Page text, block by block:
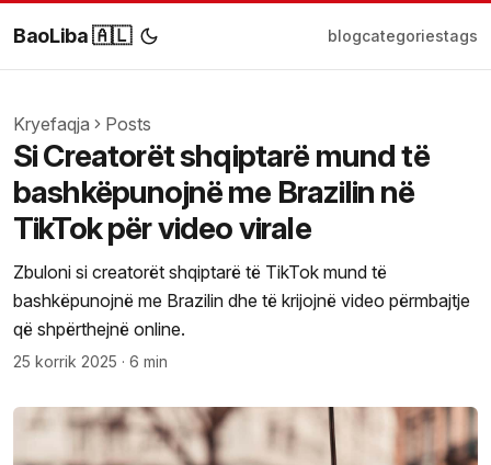
BaoLiba 🇦🇱 blogcategoriestags
Kryefaqja Posts
Si Creatorët shqiptarë mund të
bashkëpunojnë me Brazilin në
TikTok për video virale
Zbuloni si creatorët shqiptarë të TikTok mund të
bashkëpunojnë me Brazilin dhe të krijojnë video përmbajtje
që shpërthejnë online.
25 korrik 2025 · 6 min